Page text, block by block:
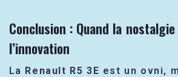
Conclusion : Quand la
l’innovation
La Renault R5 3E est un ovni,